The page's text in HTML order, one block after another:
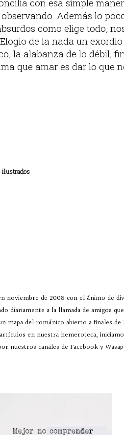
con esa simple
Además lo
como elige todo,
de la nada un
la alabanza de lo débil,
que amar es dar lo que
ilustrados
noviembre de 2008 con el ánimo de
diariamente a la llamada de amigos
mapa del románico abierto a finales
en nuestra hemeroteca,
nuestros canales de Facebook y